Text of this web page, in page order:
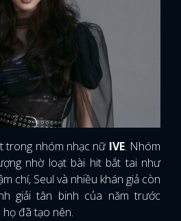
trong nhóm nhạc nữ IVE. Nhóm
nhờ loạt bài hit bắt tai như
chí, Seul và nhiều khán giả còn
giải tân binh của năm trước
đã tạo nên.